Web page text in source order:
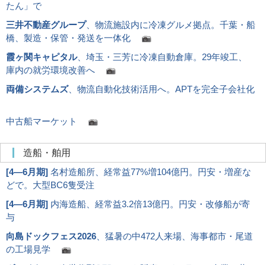
たん」で
三井不動産グループ、物流施設内に冷凍グルメ拠点。千葉・船
橋、製造・保管・発送を一体化
霞ヶ関キャピタル、埼玉・三芳に冷凍自動倉庫。29年竣工、
庫内の就労環境改善へ
両備システムズ、物流自動化技術活用へ。APTを完全子会社化
中古船マーケット
造船・舶用
[4―6月期] 名村造船所、経常益77%増104億円。円安・増産な
どで。大型BC6隻受注
[4―6月期] 内海造船、経常益3.2倍13億円。円安・改修船が寄
与
向島ドックフェス2026 、猛暑の中472人来場、海事都市・尾道
の工場見学